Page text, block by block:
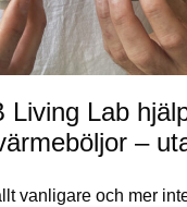
Living Lab
–
vanligare och mer